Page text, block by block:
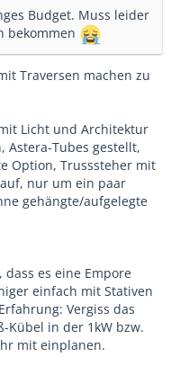
Budget. Muss leider
bekommen
Traversen machen zu
Licht und Architektur
Astera-Tubes gestellt,
Option, Trusssteher mit
nur um ein paar
gehängte/aufgelegte
es eine Empore
einfach mit Stativen
Vergiss das
Kübel in der 1kW bzw.
mit einplanen.